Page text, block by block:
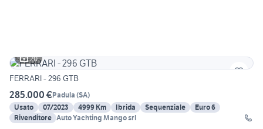
20
FERRARI - 296 GTB
285.000 €Padula (SA)
Usato
07/2023 4999 Km Ibrida Sequenziale
Euro 6
Rivenditore Auto Yachting Mango srl